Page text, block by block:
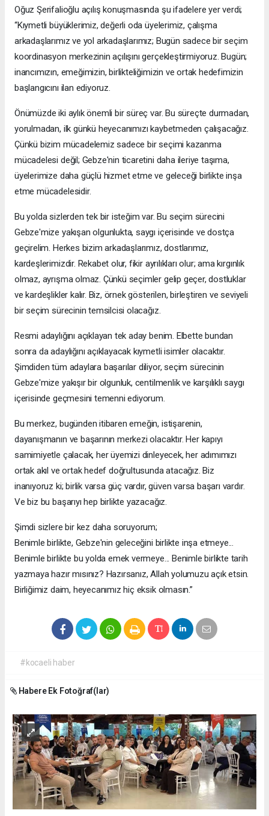
Oğuz Şerifalioğlu açılış konuşmasında şu ifadelere yer verdi;
“Kıymetli büyüklerimiz, değerli oda üyelerimiz, çalışma
arkadaşlarımız ve yol arkadaşlarımız; Bugün sadece bir seçim
koordinasyon merkezinin açılışını gerçekleştirmiyoruz. Bugün;
inancımızın, emeğimizin, birlikteliğimizin ve ortak hedefimizin
başlangıcını ilan ediyoruz.
Önümüzde iki aylık önemli bir süreç var. Bu süreçte durmadan,
yorulmadan, ilk günkü heyecanımızı kaybetmeden çalışacağız.
Çünkü bizim mücadelemiz sadece bir seçimi kazanma
mücadelesi değil; Gebze'nin ticaretini daha ileriye taşıma,
üyelerimize daha güçlü hizmet etme ve geleceği birlikte inşa
etme mücadelesidir.
Bu yolda sizlerden tek bir isteğim var. Bu seçim sürecini
Gebze'mize yakışan olgunlukta, saygı içerisinde ve dostça
geçirelim. Herkes bizim arkadaşlarımız, dostlarımız,
kardeşlerimizdir. Rekabet olur, fikir ayrılıkları olur; ama kırgınlık
olmaz, ayrışma olmaz. Çünkü seçimler gelip geçer, dostluklar
ve kardeşlikler kalır. Biz, örnek gösterilen, birleştiren ve seviyeli
bir seçim sürecinin temsilcisi olacağız.
Resmi adaylığını açıklayan tek aday benim. Elbette bundan
sonra da adaylığını açıklayacak kıymetli isimler olacaktır.
Şimdiden tüm adaylara başarılar diliyor, seçim sürecinin
Gebze'mize yakışır bir olgunluk, centilmenlik ve karşılıklı saygı
içerisinde geçmesini temenni ediyorum.
Bu merkez, bugünden itibaren emeğin, istişarenin,
dayanışmanın ve başarının merkezi olacaktır. Her kapıyı
samimiyetle çalacak, her üyemizi dinleyecek, her adımımızı
ortak akıl ve ortak hedef doğrultusunda atacağız. Biz
inanıyoruz ki; birlik varsa güç vardır, güven varsa başarı vardır.
Ve biz bu başarıyı hep birlikte yazacağız.
Şimdi sizlere bir kez daha soruyorum;
Benimle birlikte, Gebze'nin geleceğini birlikte inşa etmeye...
Benimle birlikte bu yolda emek vermeye... Benimle birlikte tarih
yazmaya hazır mısınız? Hazırsanız, Allah yolumuzu açık etsin.
Birliğimiz daim, heyecanımız hiç eksik olmasın.”
#kocaeli haber
Habere Ek Fotoğraf(lar)